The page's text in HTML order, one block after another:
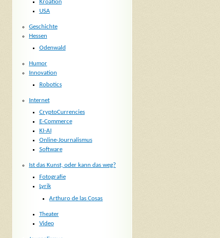
Kroation
USA
Geschichte
Hessen
Odenwald
Humor
Innovation
Robotics
Internet
CryptoCurrencies
E-Commerce
KI-AI
Online-Journalismus
Software
Ist das Kunst, oder kann das weg?
Fotografie
Lyrik
Arthuro de las Cosas
Theater
Video